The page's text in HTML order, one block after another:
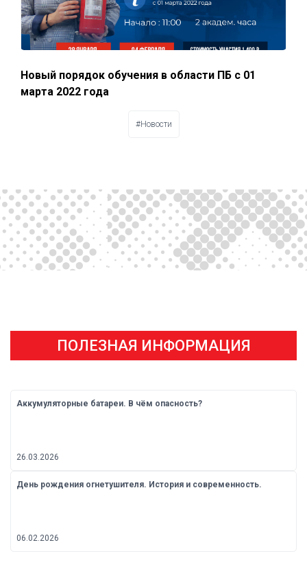
Новый порядок обучения в области ПБ с 01
марта 2022 года
#Новости
ПОЛЕЗНАЯ ИНФОРМАЦИЯ
Аккумуляторные батареи. В чём опасность?
26.03.2026
День рождения огнетушителя. История и современность.
06.02.2026